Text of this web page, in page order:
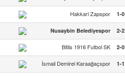
Hakkari Zapspor 1-0
Nusaybin Belediyespor 2-2
Bitlis 1916 Futbol SK 2-0
İsmail Demirel Karaağaçspor 1-1